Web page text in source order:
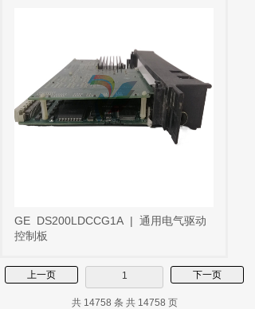
GE DS200LDCCG1A | 通用电气驱动
控制板
上一页 1 下一页
共 14758 条 共 14758 页